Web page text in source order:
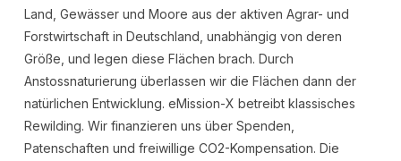
Land, Gewässer und Moore aus der aktiven Agrar- und
Forstwirtschaft in Deutschland, unabhängig von deren
Größe, und legen diese Flächen brach. Durch
Anstossnaturierung überlassen wir die Flächen dann der
natürlichen Entwicklung. eMission-X betreibt klassisches
Rewilding. Wir finanzieren uns über Spenden,
Patenschaften und freiwillige CO2-Kompensation. Die